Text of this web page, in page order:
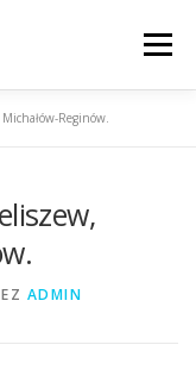
Menu
BLOG
Reginów.
ADMIN